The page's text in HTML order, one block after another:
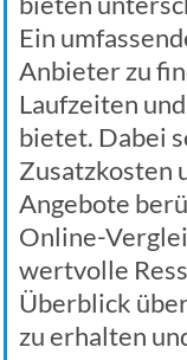
Ein
Anbieter zu
Laufzeiten
bietet. Dabei
Zusatzkosten
Angebote
Online-
wertvolle
Überblick
zu erhalten